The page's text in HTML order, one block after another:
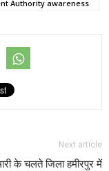
Authority awareness
Next article
के चलते जिला हमीरपुर में